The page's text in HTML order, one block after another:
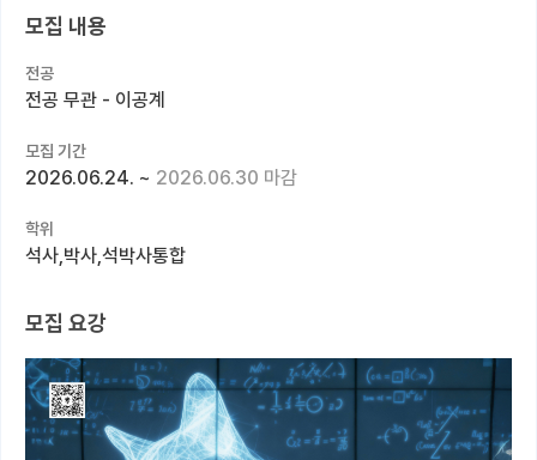
전공별 모집 정보
국내대학원 정보
연구실&오픈랩
커리어
반도체 아카데미
재팬라운지 🌸
모집 내용
전공
전공 무관 - 이공계
모집 기간
2026.06.24. ~ 2026.06.30 마감
학위
석사,박사,석박사통합
모집 요강